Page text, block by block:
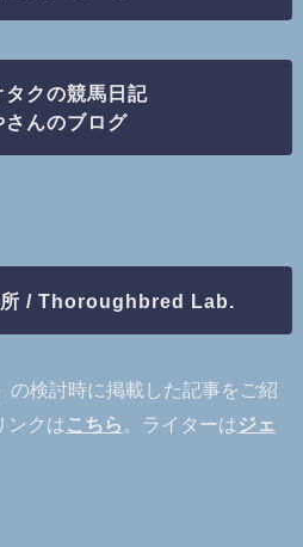
タクの競馬日記
さんのブログ
所 / Thoroughbred Lab.
検討時に掲載した記事をご紹
ンクはこちら 。ライターはジェ